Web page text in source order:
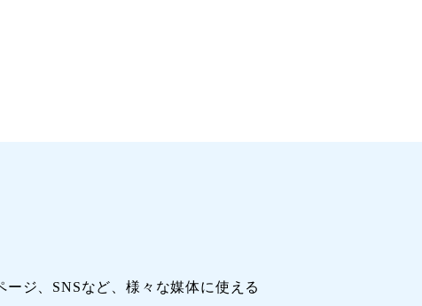
ジ、SNSなど、様々な媒体に使える